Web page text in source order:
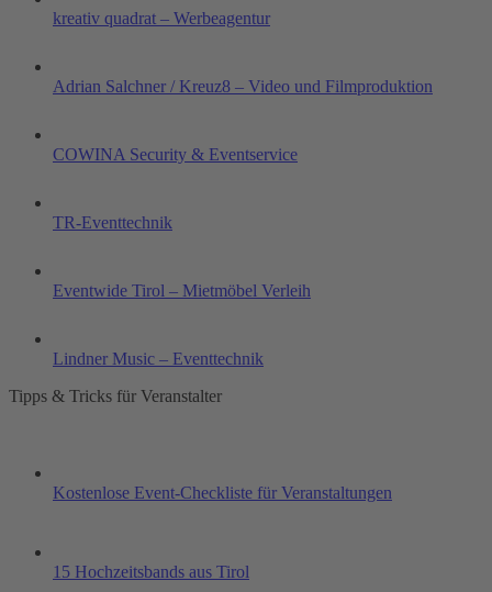
kreativ quadrat – Werbeagentur
Adrian Salchner / Kreuz8 – Video und Filmproduktion
COWINA Security & Eventservice
TR-Eventtechnik
Eventwide Tirol – Mietmöbel Verleih
Lindner Music – Eventtechnik
Tipps & Tricks für Veranstalter
Kostenlose Event-Checkliste für Veranstaltungen
15 Hochzeitsbands aus Tirol